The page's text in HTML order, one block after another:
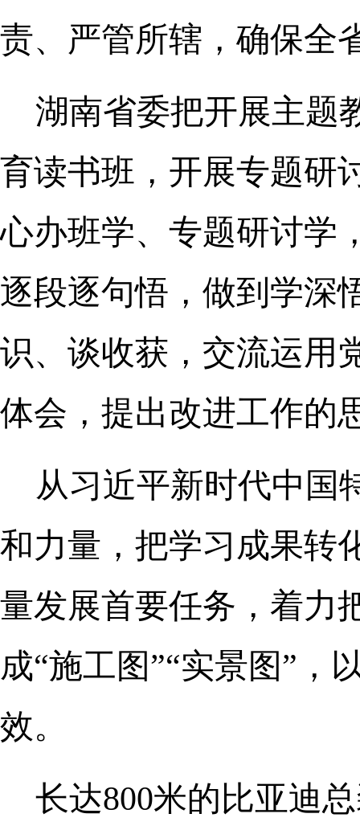
责、严管所辖，确保全
湖南省委把开展主题
育读书班，开展专题研
心办班学、专题研讨学
逐段逐句悟，做到学深
识、谈收获，交流运用
体会，提出改进工作的
从习近平新时代中国
和力量，把学习成果转
量发展首要任务，着力
成“施工图”“实景图”，
效。
长达800米的比亚迪